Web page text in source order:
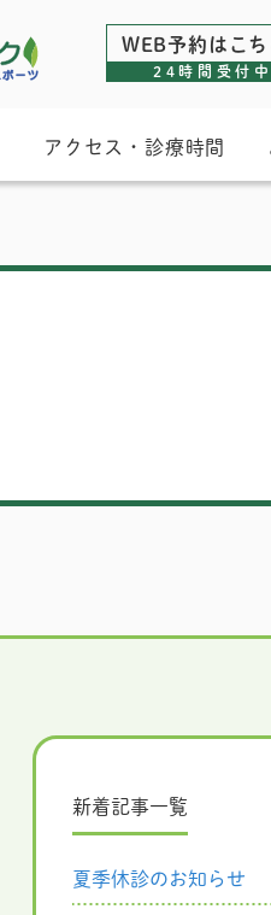
WEB予約は こち
24時間受付中
アクセス・診療時間
新着記事一覧
夏季休診のお知らせ